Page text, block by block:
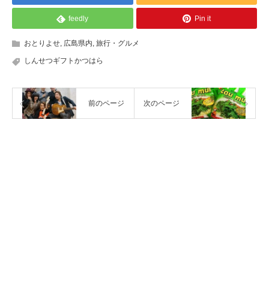
feedly Pin it
おとりよせ, 広島県内, 旅行・グルメ
しんせつギフトかつはら
前のページ 次のページ